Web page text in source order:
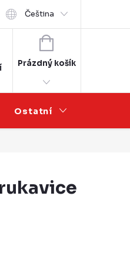
Čeština
NÁKUPNÍ
KOŠÍK
Prázdný košík
Ostatní